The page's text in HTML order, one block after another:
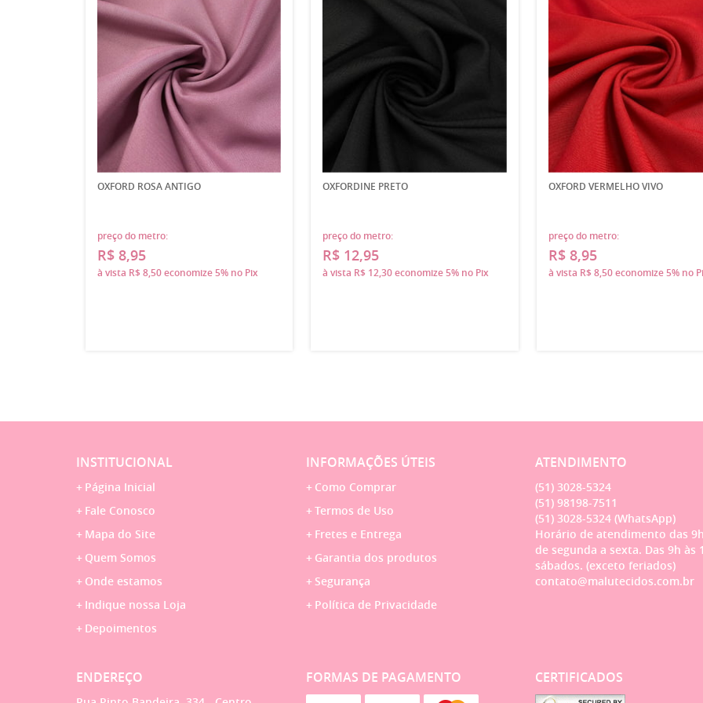
OXFORD ROSA ANTIGO
preço do metro:
R$ 8,95
à vista R$ 8,50economize5% no Pix
OXFORDINE PRETO
preço do metro:
R$ 12,95
à vista R$ 12,30economize5% no Pix
OXFORD VERMELHO VIVO
preço do metro:
R$ 8,95
à vista R$ 8,50economize5% no
INSTITUCIONAL
Página Inicial
Fale Conosco
Mapa do Site
Quem Somos
Onde estamos
Indique nossa Loja
Depoimentos
INFORMAÇÕES ÚTEIS
Como Comprar
Termos de Uso
Fretes e Entrega
Garantia dos produtos
Segurança
Política de Privacidade
ATENDIMENTO
(51) 3028-5324
(51) 98198-7511
(51) 3028-5324 (WhatsApp)
Horário de atendimento das
de segunda a sexta. Das 9h às
sábados. (exceto feriados)
contato@malutecidos.com.br
ENDEREÇO FORMAS DE PAGAMENTO CERTIFICADOS